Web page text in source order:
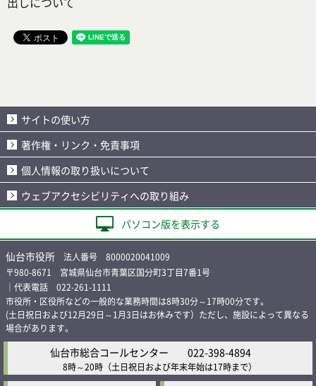
サイトの使い方
著作権・リンク・免責事項
個人情報の取り扱いについて
ウェブアクセシビリティへの取り組み
パソコン版を表示する
仙台市役所 法人番号 8000020041009
〒980-8671 宮城県仙台市青葉区国分町3丁目7番1号
｜代表電話 022-261-1111
市役所・区役所などの一般的な業務時間は8時30分～17時00分です。
(土日祝日および12月29日～1月3日はお休みです）ただし、施設によって異なる
場合があります。
仙台市総合コールセンター 022-398-4894
8時～20時 （土日祝日および年末年始は17時まで）